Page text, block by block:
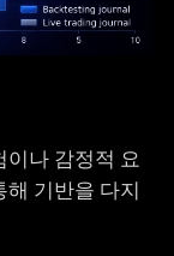
이나 감정적 요
기반을 다지